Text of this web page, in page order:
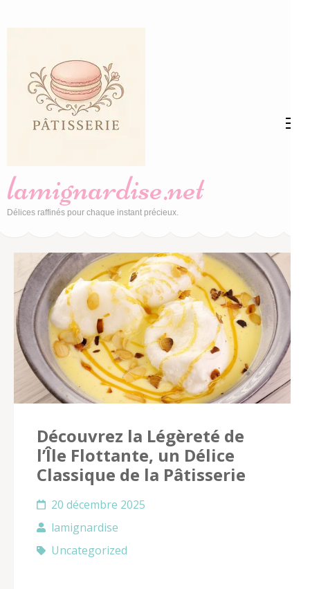
(Pressez
Entrée)
lamignardise.net
Délices raffinés pour chaque instant précieux.
Découvrez la Légèreté de
l’Île Flottante, un Délice
Classique de la Pâtisserie
20 décembre 2025
lamignardise
Uncategorized